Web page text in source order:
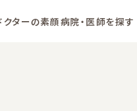
クターの素顔病院・医師を探す